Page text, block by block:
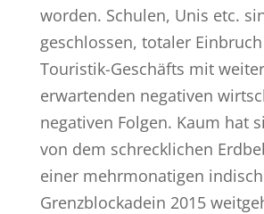
worden. Schulen, Unis etc.
geschlossen, totaler
Touristik-Geschäfts mit
erwartenden negativen
negativen Folgen. Kaum hat
von dem schrecklichen
einer mehrmonatigen
Grenzblockadein 2015